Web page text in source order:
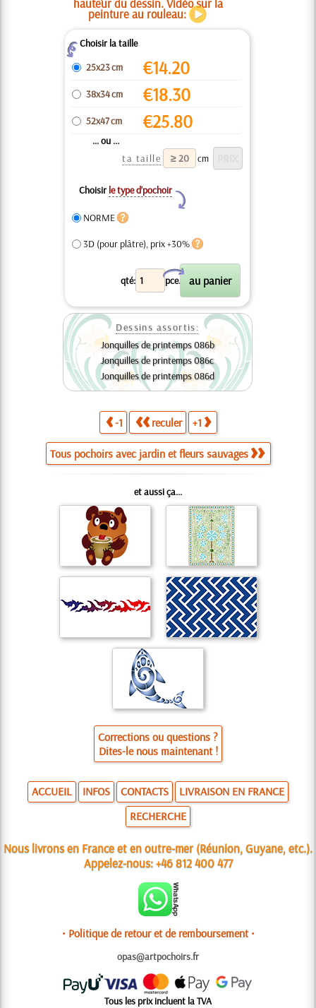
hauteur du dessin. Vidéo sur la
peinture au rouleau:
ZChoisir la taille
25x23 cm
€14.20
38x34 cm €18.30
52x47 cm €25.80
... ou ...
ta taille
cm
Choisir le type d’pochoir
Y
NORME
3D (pour plâtre), prix +30%
qté: pce.
X
Dessins assortis:
Jonquilles de printemps 086b
Jonquilles de printemps 086c
Jonquilles de printemps 086d
-1 reculer +1
Tous pochoirs avec jardin et fleurs sauvages
et aussi ça...
Corrections ou questions ?
Dites-le nous maintenant !
ACCUEIL INFOS CONTACTS
LIVRAISON EN FRANCE
RECHERCHE
Nous livrons en France et en outre-mer (Réunion, Guyane, etc.).
Appelez-nous:+46 812 400 477
• Politique de retour et de remboursement •
opas@artpochoirs.fr
Tous les prix incluent la TVA